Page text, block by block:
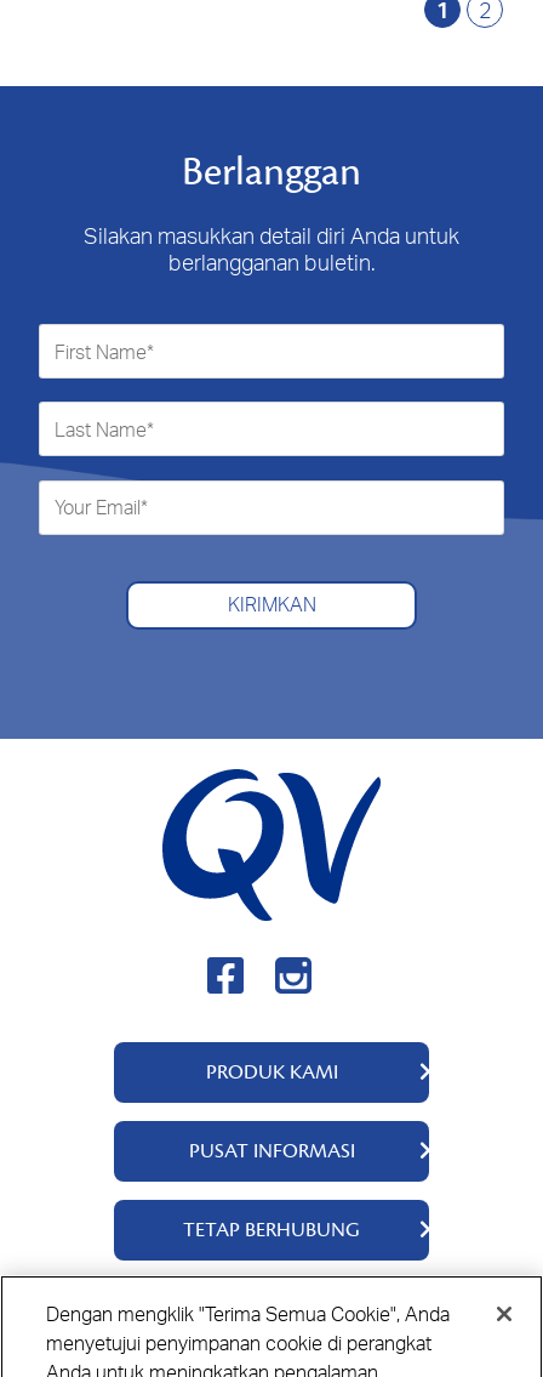
1 2
Berlanggan
Silakan masukkan detail diri Anda untuk
berlangganan buletin.
KIRIMKAN
PRODUK KAMI
QV Skincare
QV Baby
QV Intensive
PUSAT INFORMASI
Tentang Kami
Kandungan Bahan
Tips Perawatan Kulit
TETAP BERHUBUNG
Hubungi Kami
Toko Pembelian
Kebijakan Polisi Kebijakan Kuki Disclaimer
Dengan mengklik "Terima Semua Cookie", Anda
menyetujui penyimpanan cookie di perangkat
Anda untuk meningkatkan pengalaman